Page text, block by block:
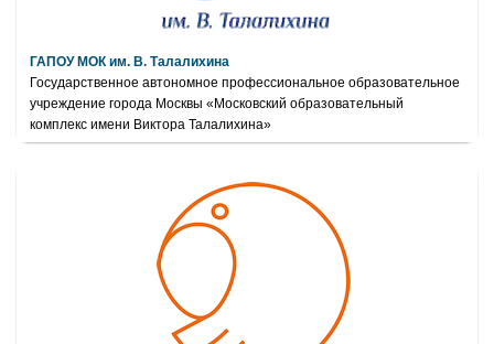
ГАПОУ МОК им. В. Талалихина
Государственное автономное профессиональное образовательное
учреждение города Москвы «Московский образовательный
комплекс имени Виктора Талалихина»